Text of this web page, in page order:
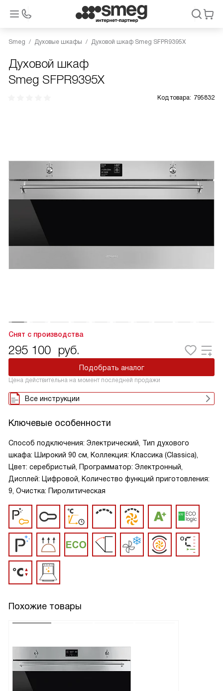
Smeg Духовые шкафы Духовой шкаф Smeg SFPR9395X
Духовой шкаф
Smeg SFPR9395X
Код товара: 795832
Снят с производства
295 100 руб.
Подобрать аналог
Цена действительна на момент последней продажи
Все инструкции
Ключевые особенности
Способ подключения: Электрический, Тип духового
шкафа: Широкий 90 см, Коллекция: Классика (Classica),
Цвет: серебристый, Программатор: Электронный,
Дисплей: Цифровой, Количество функций приготовления:
9, Очистка: Пиролитическая
Похожие товары